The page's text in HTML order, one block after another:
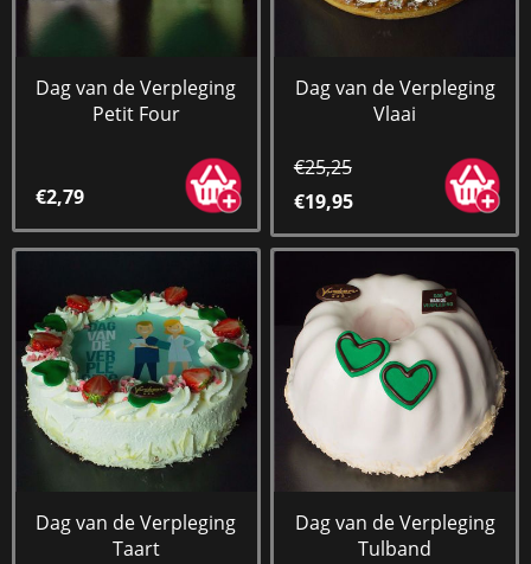
Dag van de Verpleging
Petit Four
€2,79
Dag van de Verpleging
Vlaai
€25,25
€19,95
Dag van de Verpleging
Taart
Dag van de Verpleging
Tulband